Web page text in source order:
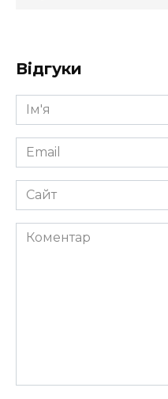
Відгуки
Ім'я
*
Email
*
Сайт
Коментар